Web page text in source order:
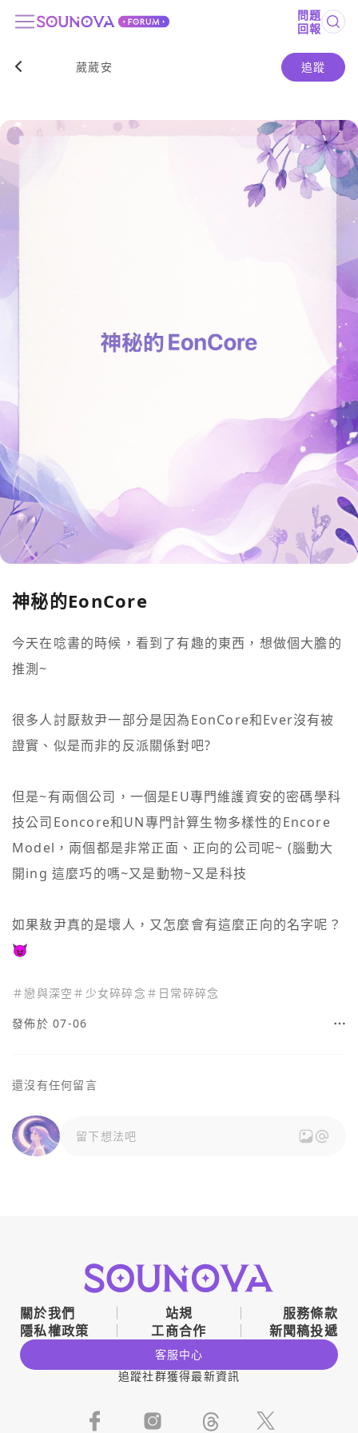
問題
回報
葳葳安 追蹤
神秘的EonCore
今天在唸書的時候，看到了有趣的東西，想做個大膽的
推測~
很多人討厭敖尹一部分是因為EonCore和Ever沒有被
證實、似是而非的反派關係對吧?
但是~有兩個公司，一個是EU專門維護資安的密碼學科
技公司Eoncore和UN專門計算生物多樣性的Encore
Model，兩個都是非常正面、正向的公司呢~ (腦動大
開ing 這麼巧的嗎~又是動物~又是科技
如果敖尹真的是壞人，又怎麼會有這麼正向的名字呢？
😈
＃ 戀與深空 ＃ 少女碎碎念 ＃ 日常碎碎念
發佈於 07-06
還沒有任何留言
留下想法吧
關於我們 站規
服務條款
隱私權政策
工商合作 新聞稿投遞
客服中心
追蹤社群獲得最新資訊